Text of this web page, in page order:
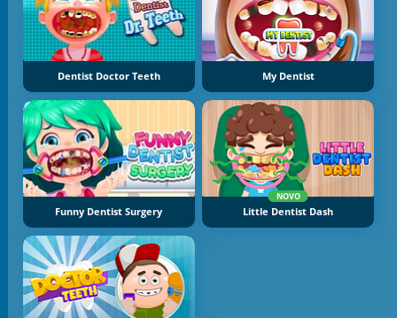
Dentist Doctor Teeth My Dentist
Funny Dentist Surgery
NOVO
Little Dentist Dash